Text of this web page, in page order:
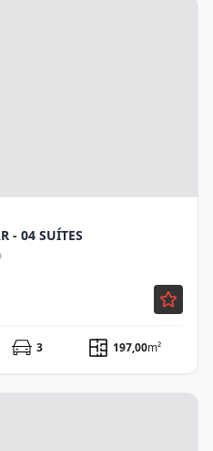
- 04 SUÍTES
3 197,00m²